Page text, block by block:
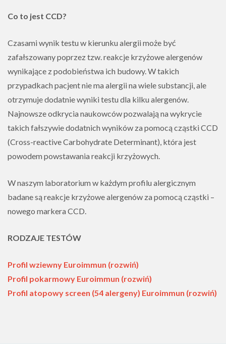
Co to jest CCD?
Czasami wynik testu w kierunku alergii może być
zafałszowany poprzez tzw. reakcje krzyżowe alergenów
wynikające z podobieństwa ich budowy. W takich
przypadkach pacjent nie ma alergii na wiele substancji, ale
otrzymuje dodatnie wyniki testu dla kilku alergenów.
Najnowsze odkrycia naukowców pozwalają na wykrycie
takich fałszywie dodatnich wyników za pomocą cząstki CCD
(Cross-reactive Carbohydrate Determinant), która jest
powodem powstawania reakcji krzyżowych.
W naszym laboratorium w każdym profilu alergicznym
badane są reakcje krzyżowe alergenów za pomocą cząstki –
nowego markera CCD.
RODZAJE TESTÓW
Profil wziewny Euroimmun (rozwiń)
Profil pokarmowy Euroimmun (rozwiń)
Profil atopowy screen (54 alergeny) Euroimmun (rozwiń)